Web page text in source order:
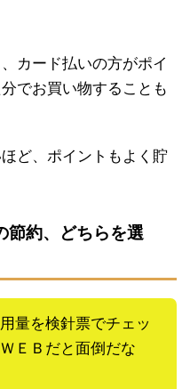
カード払いの方がポイ
でお買い物することも
ど、ポイントもよく貯
節約、どちらを選
量を検針票でチェッ
ＥＢだと面倒だな